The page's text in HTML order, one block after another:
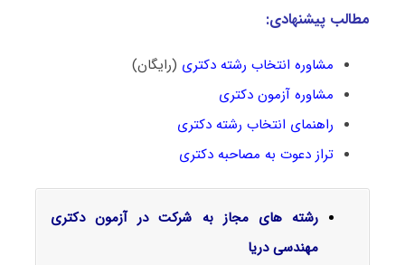
مطالب پیشنهادی:
مشاوره انتخاب رشته دکتری (رایگان)
مشاوره آزمون دکتری
راهنمای انتخاب رشته دکتری
تراز دعوت به مصاحبه دکتری
رشته های مجاز به شرکت در آزمون دکتری
مهندسی دریا